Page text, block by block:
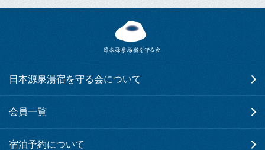
日本源泉湯宿を守る会について
会員一覧
宿泊予約について